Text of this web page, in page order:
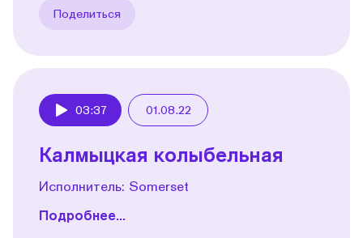
Поделиться
03:37 01.08.22
Калмыцкая колыбельная
Исполнитель: Somerset
Подробнее...